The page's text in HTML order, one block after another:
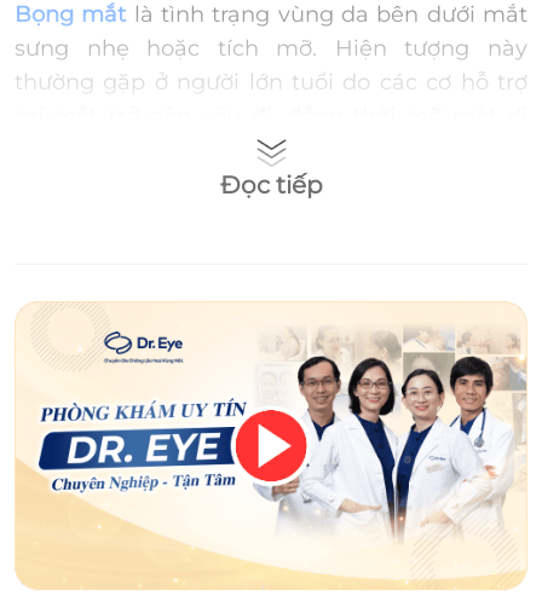
Bọng mắtlà tình trạng vùng da bên dưới mắt
sưng nhẹ hoặc tích mỡ. Hiện tượng này
thường gặp ở người lớn tuổi do các cơ hỗ trợ
chuyển vào mí mắt. Ngoài ra, bọng mắt có thể
xuất hiện do các nguyên nhân như thay đổi
tham khảo phương pháp lấy mỡ bọng mắt.
Bác sĩ sẽ thực hiện rạch một đường siêu nhỏ
trên mí mắt trên để tách bỏ phần mỡ thừa và
da chùng. Sau đó, bác sĩ dùng chỉ thẩm mỹ
chuyên dụng để tạo đường mí cân đối, hài hòa
với gương mặt.
Xem thêm:
Cắt bọng mắt dưới có
Đọc tiếp